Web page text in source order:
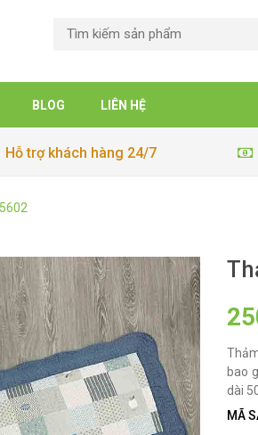
BLOG LIÊN HỆ
Hỗ trợ khách hàng 24/7
bao
dài
MÃ